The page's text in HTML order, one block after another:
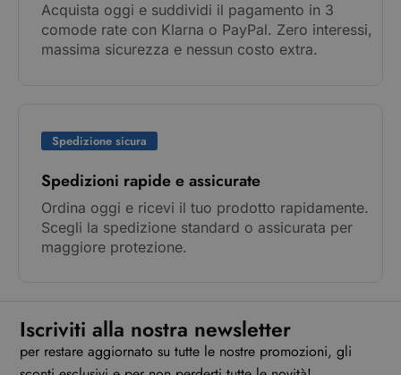
Acquista oggi e suddividi il pagamento in 3
comode rate con Klarna o PayPal. Zero interessi,
massima sicurezza e nessun costo extra.
Spedizione sicura
Spedizioni rapide e assicurate
Ordina oggi e ricevi il tuo prodotto rapidamente.
Scegli la spedizione standard o assicurata per
maggiore protezione.
Iscriviti alla nostra newsletter
per restare aggiornato su tutte le nostre promozioni, gli